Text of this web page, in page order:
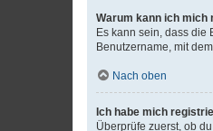
Warum kann ich mich
Es kann sein, dass die
Benutzername, mit
Nach oben
Ich habe mich
Überprüfe zuerst, ob